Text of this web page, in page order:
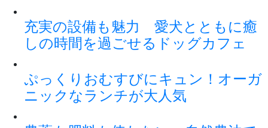
充実の設備も魅力 愛犬とともに癒
しの時間を過ごせるドッグカフェ
ぷっくりおむすびにキュン！オーガ
ニックなランチが大人気